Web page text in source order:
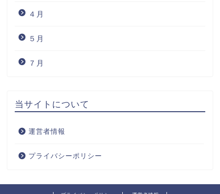
４月
５月
７月
当サイトについて
運営者情報
プライバシーポリシー